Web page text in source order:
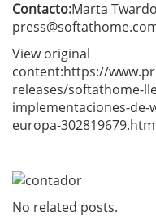
Contacto:Marta
View original
content:https://
releases/softathome-
implementaciones-de-
europa-
No related posts.